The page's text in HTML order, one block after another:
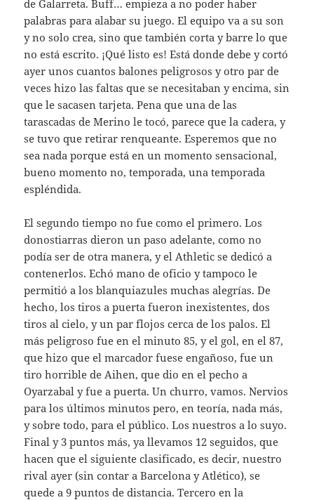
de Galarreta. Buff… empieza a no poder haber
palabras para alabar su juego. El equipo va a su son
y no solo crea, sino que también corta y barre lo que
no está escrito. ¡Qué listo es! Está donde debe y cortó
ayer unos cuantos balones peligrosos y otro par de
veces hizo las faltas que se necesitaban y encima, sin
que le sacasen tarjeta. Pena que una de las
tarascadas de Merino le tocó, parece que la cadera, y
se tuvo que retirar renqueante. Esperemos que no
sea nada porque está en un momento sensacional,
bueno momento no, temporada, una temporada
espléndida.
El segundo tiempo no fue como el primero. Los
donostiarras dieron un paso adelante, como no
podía ser de otra manera, y el Athletic se dedicó a
contenerlos. Echó mano de oficio y tampoco le
permitió a los blanquiazules muchas alegrías. De
hecho, los tiros a puerta fueron inexistentes, dos
tiros al cielo, y un par flojos cerca de los palos. El
más peligroso fue en el minuto 85, y el gol, en el 87,
que hizo que el marcador fuese engañoso, fue un
tiro horrible de Aihen, que dio en el pecho a
Oyarzabal y fue a puerta. Un churro, vamos. Nervios
para los últimos minutos pero, en teoría, nada más,
y sobre todo, para el público. Los nuestros a lo suyo.
Final y 3 puntos más, ya llevamos 12 seguidos, que
hacen que el siguiente clasificado, es decir, nuestro
rival ayer (sin contar a Barcelona y Atlético), se
quede a 9 puntos de distancia. Tercero en la